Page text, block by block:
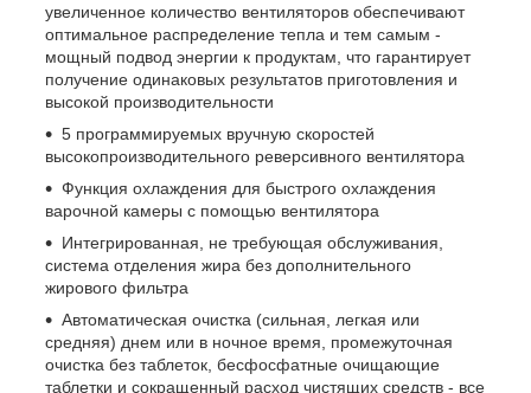
увеличенное количество вентиляторов обеспечивают
оптимальное распределение тепла и тем самым -
мощный подвод энергии к продуктам, что гарантирует
получение одинаковых результатов приготовления и
высокой производительности
5 программируемых вручную скоростей
высокопроизводительного реверсивного вентилятора
Функция охлаждения для быстрого охлаждения
варочной камеры с помощью вентилятора
Интегрированная, не требующая обслуживания,
система отделения жира без дополнительного
жирового фильтра
Автоматическая очистка (сильная, легкая или
средняя) днем или в ночное время, промежуточная
очистка без таблеток, бесфосфатные очищающие
таблетки и сокращенный расход чистящих средств - все